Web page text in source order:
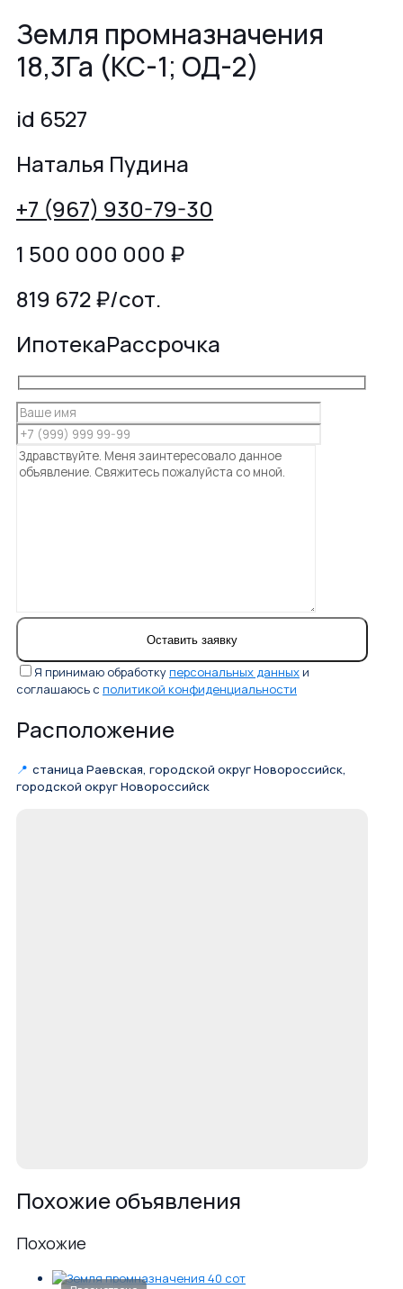
Земля промназначения
18,3Га (КС-1; ОД-2)
id 6527
Наталья Пудина
+7 (967) 930-79-30
1 500 000 000 ₽
819 672 ₽/сот.
ИпотекаРассрочка
Я принимаю обработкуперсональных данных и
соглашаюсь с политикой конфиденциальности
Расположение
📍 станица Раевская, городской округ Новороссийск,
городской округ Новороссийск
Похожие объявления
Похожие